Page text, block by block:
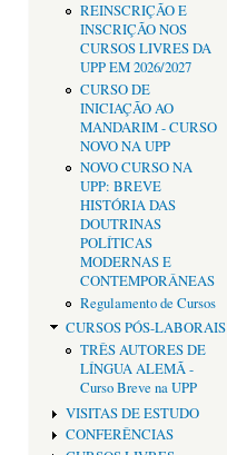
REINSCRIÇÃO E
INSCRIÇÃO NOS
CURSOS LIVRES DA
UPP EM 2026/2027
CURSO DE
INICIAÇÃO AO
MANDARIM - CURSO
NOVO NA UPP
NOVO CURSO NA
UPP: BREVE
HISTÓRIA DAS
DOUTRINAS
POLÍTICAS
MODERNAS E
CONTEMPORÂNEAS
Regulamento de Cursos
CURSOS PÓS-LABORAIS
TRÊS AUTORES DE
LÍNGUA ALEMÃ -
Curso Breve na UPP
VISITAS DE ESTUDO
CONFERÊNCIAS